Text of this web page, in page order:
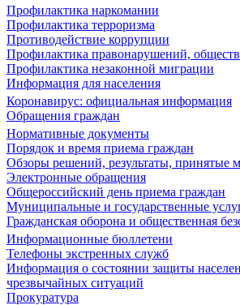
Профилактика наркомании
Профилактика терроризма
Противодействие коррупции
Профилактика правонарушений,
Профилактика незаконной миграции
Информация для населения
Коронавирус: официальная информация
Обращения граждан
Нормативные документы
Порядок и время приема граждан
Обзоры решений, результаты, принятые
Электронные обращения
Общероссийский день приема граждан
Муниципальные и государственные
Гражданская оборона и общественная
Информационные бюллетени
Телефоны экстренных служб
Информация о состоянии защиты
чрезвычайных ситуаций
Прокуратура